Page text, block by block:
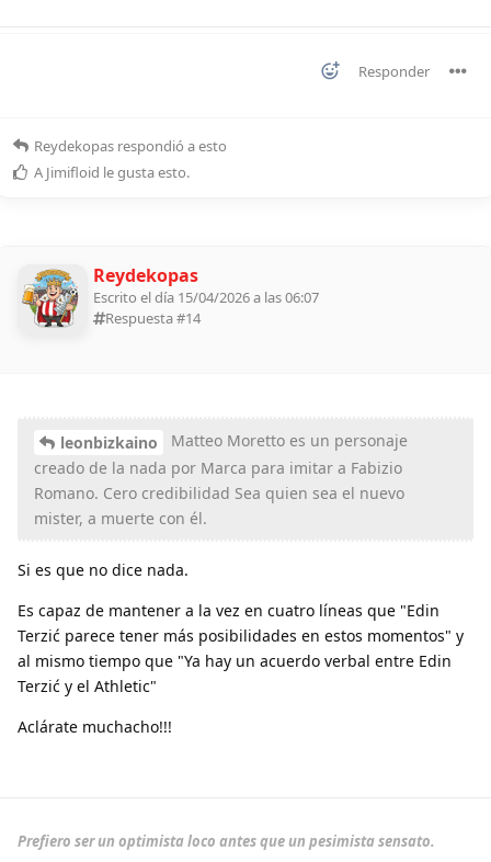
Responder
Reydekopas respondió a esto
A Jimifloid le gusta esto.
Reydekopas
Escrito el día 15/04/2026 a las 06:07
Respuesta #14
leonbizkaino
Matteo Moretto es un personaje
creado de la nada por Marca para imitar a Fabizio
Romano. Cero credibilidad Sea quien sea el nuevo
mister, a muerte con él.
Si es que no dice nada.
Es capaz de mantener a la vez en cuatro líneas que "Edin
Terzić parece tener más posibilidades en estos momentos" y
al mismo tiempo que "Ya hay un acuerdo verbal entre Edin
Terzić y el Athletic"
Aclárate muchacho!!!
Prefiero ser un optimista loco antes que un pesimista sensato.